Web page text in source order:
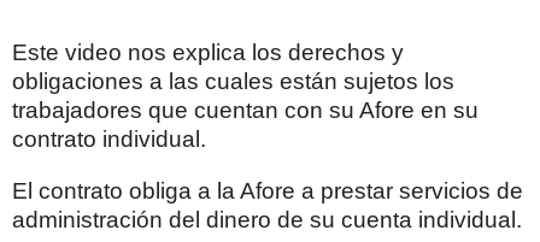
Este video nos explica los derechos y
obligaciones a las cuales están sujetos los
trabajadores que cuentan con su Afore en su
contrato individual.
El contrato obliga a la Afore a prestar servicios de
administración del dinero de su cuenta individual.